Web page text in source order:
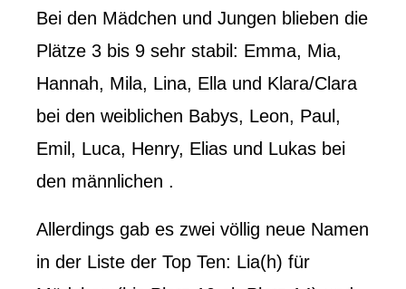
Bei den Mädchen und Jungen blieben die
Plätze 3 bis 9 sehr stabil: Emma, ​​Mia,
Hannah, Mila, Lina, Ella und Klara/Clara
bei den weiblichen Babys, Leon, Paul,
Emil, Luca, Henry, Elias und Lukas bei
den männlichen .
Allerdings gab es zwei völlig neue Namen
in der Liste der Top Ten: Lia(h) für